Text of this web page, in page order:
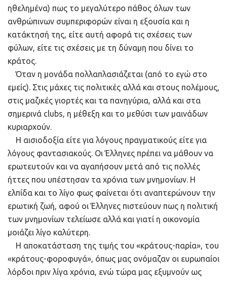
ηθελημένα) πως το μεγαλύτερο πάθος όλων των
ανθρώπινων συμπεριφορών είναι η εξουσία και η
κατάκτησή της, είτε αυτή αφορά τις σχέσεις των
φύλων, είτε τις σχέσεις με τη δύναμη που δίνει το
κράτος.
Όταν η μονάδα πολλαπλασιάζεται (από το εγώ στο
εμείς). Στις μάχες τις πολιτικές αλλά και στους πολέμους,
στις μαζικές γιορτές και τα πανηγύρια, αλλά και στα
σημερινά clubs, η μέθεξη και το μεθύσι των μαινάδων
κυριαρχούν.
Η αισιοδοξία είτε για λόγους πραγματικούς είτε για
λόγους φαντασιακούς. Οι Έλληνες πρέπει να μάθουν να
ερωτευτούν και να αγαπήσουν μετά από τις πολλές
ήττες που υπέστησαν τα χρόνια των μνημονίων. Η
ελπίδα και το λίγο φως φαίνεται ότι αναπτερώνουν την
ερωτική ζωή, αφού οι Έλληνες πιστεύουν πως η πολιτική
των μνημονίων τελείωσε αλλά και γιατί η οικονομία
μοιάζει λίγο καλύτερη.
Η αποκατάσταση της τιμής του «κράτους-παρία», του
«κράτους-φοροφυγά», όπως μας ονόμαζαν οι ευρωπαίοι
λόρδοι πριν λίγα χρόνια, ενώ τώρα μας εξυμνούν ως